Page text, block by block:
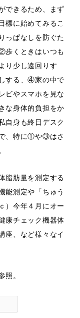
できるため、まず
標に始めてみるこ
っぱなしを防ぐた
歩くときはいつも
り少し遠回りす
する、④家の中で
ビやスマホを見な
な身体的負担をか
自身も終日デスク
、特に①や③はさ
脂肪量を測定する
能測定や「ちゅう
）今年４月にオー
康チェック機器体
座、など様々なイ
照。